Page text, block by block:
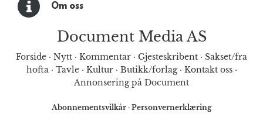
Om oss
Document Media AS
Forside · Nytt · Kommentar · Gjesteskribent · Sakset/fra
hofta· Tavle· Kultur· Butikk/forlag· Kontakt oss·
Annonsering på Document
Abonnementsvilkår · Personvernerklæring